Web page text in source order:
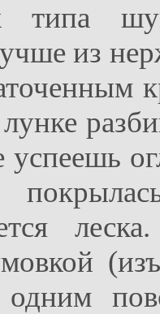
типа
из
успеешь